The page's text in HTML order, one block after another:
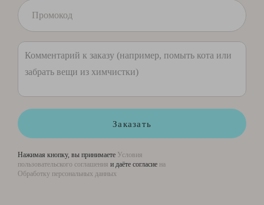
Заказать
Нажимая кнопку, вы принимаете Условия
пользовательского соглашения и даёте согласие на
Обработку персональных данных